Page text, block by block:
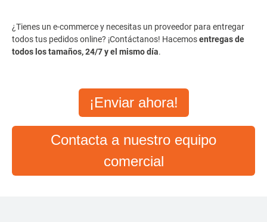
¿Tienes un e-commerce y necesitas un proveedor para entregar
todos tus pedidos online? ¡Contáctanos! Hacemosentregas de
todos los tamaños, 24/7 y el mismo día.
¡Enviar ahora!
Contacta a nuestro equipo
comercial